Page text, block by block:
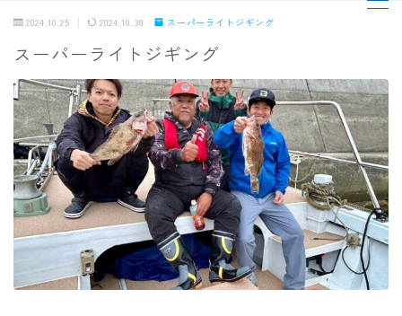
MENU
TOPページ
出船までの流れ
最新釣果
船の紹介
2024.10.25 2024.10.30 スーパーライトジギング
スーパーライトジギング